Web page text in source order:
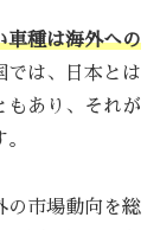
車種は海外への
では、日本とは
もあり、それが
の市場動向を総